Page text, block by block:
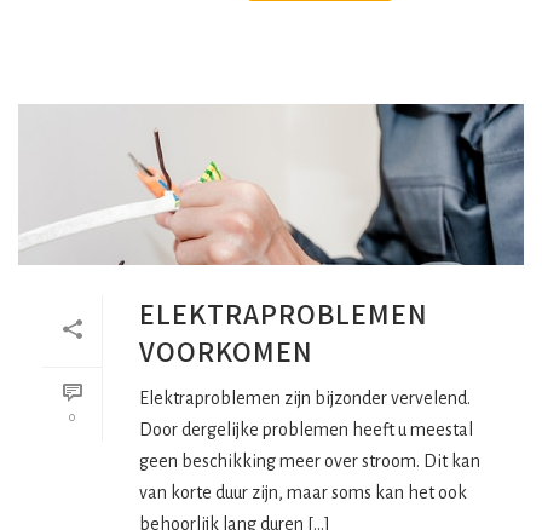
0
ELEKTRAPROBLEMEN
VOORKOMEN
Elektraproblemen zijn bijzonder vervelend.
Door dergelijke problemen heeft u meestal
geen beschikking meer over stroom. Dit kan
van korte duur zijn, maar soms kan het ook
behoorlijk lang duren [...]